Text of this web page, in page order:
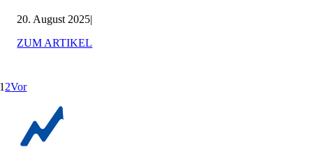
20. August 2025|
ZUM ARTIKEL
1 2Vor